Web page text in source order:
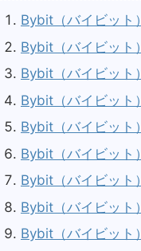
Bybit（バイビット
Bybit（バイビット
Bybit（バイビット
Bybit（バイビット
Bybit（バイビット
Bybit（バイビット
Bybit（バイビット
Bybit（バイビット
Bybit（バイビット